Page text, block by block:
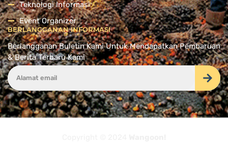
Teknologi Informasi
Event Organizer
BERLANGGANAN INFORMASI
Berlangganan Buletin Kami Untuk Mendapatkan Pembaruan
& Berita Terbaru Kami